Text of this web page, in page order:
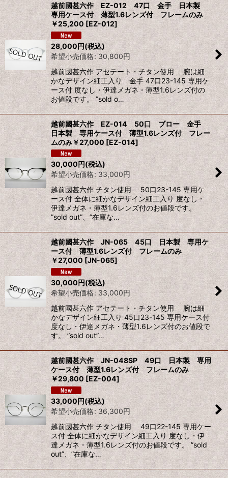
越前國甚六作 EZ-012 47口 金手 日本製
専用ケース付 薄型1.6レンズ付 フレームのみ
￥25,200 [EZ-012]
28,000円(税込)
希望小売価格: 30,800円
越前國甚六作 アセテート・チタン使用 腕は細
かなデザイン細工入り 金手 47口23-145 専用ケ
ース付 度なし・伊達メガネ・薄型1.6レンズ付の
お値段です。 ”sold o…
越前國甚六作 EZ-014 50口 ブロー 金手
日本製 専用ケース付 薄型1.6レンズ付 フレー
ムのみ￥27,000 [EZ-014]
30,000円(税込)
希望小売価格: 33,000円
越前國甚六作 チタン使用 50口23-145 専用ケ
ース付 全体に細かなデザイン細工入り 度なし・
伊達メガネ・薄型1.6レンズ付のお値段です。
”sold out”、”在庫な…
越前國甚六作 JN-065 45口 日本製 専用ケ
ース付 薄型1.6レンズ付 フレームのみ
￥27,000 [JN-065]
30,000円(税込)
希望小売価格: 33,000円
越前國甚六作 アセテート・チタン使用 腕は細
かなデザイン細工入り 45口23-145 専用ケース付
度なし・伊達メガネ・薄型1.6レンズ付のお値段で
す。 ”sold out”…
越前國甚六作 JN-048SP 49口 日本製 専用
ケース付 薄型1.6レンズ付 フレームのみ
￥29,800 [EZ-004]
33,000円(税込)
希望小売価格: 36,300円
越前國甚六作 チタン使用 49口22-145 専用ケー
ス付 全体に細かなデザイン細工入り 度なし・伊
達メガネ・薄型1.6レンズ付のお値段です。 ”sold
out”、”在庫な…